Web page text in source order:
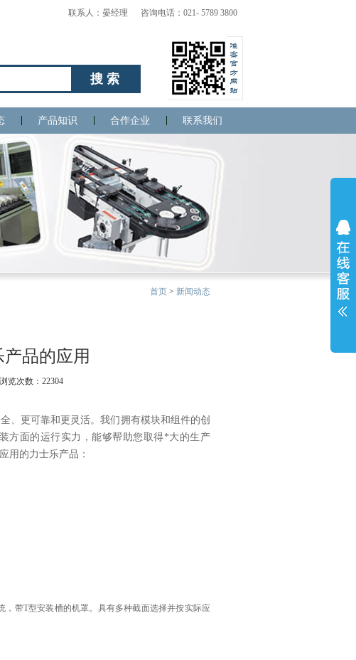
联系人：晏经理 咨询电话：021- 5789 3800
搜索
产品知识 合作企业 联系我们
首页 > 新闻动态
品的应用
览次数：22304
、更可靠和更灵活。我们拥有模块和组件的创
方面的运行实力，能够帮助您取得*大的生产
用的力士乐产品：
，带T型安装槽的机罩。具有多种截面选择并按实际应